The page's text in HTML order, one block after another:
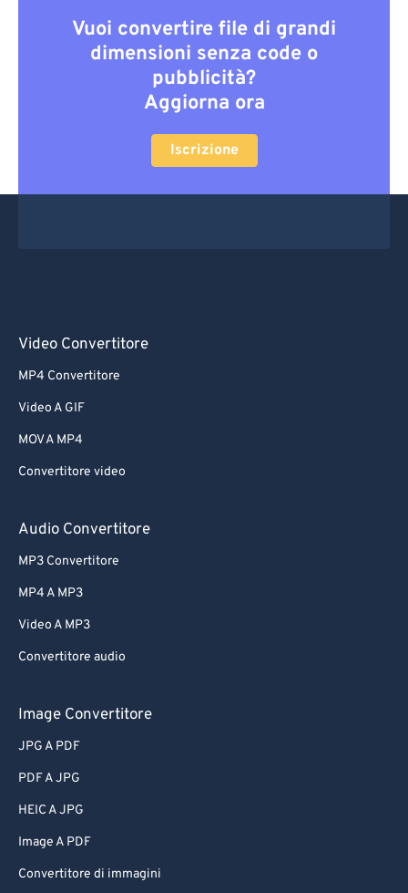
Vuoi convertire file di grandi
dimensioni senza code o
pubblicità?
Aggiorna ora
Iscrizione
Video Convertitore
MP4 Convertitore
Video A GIF
MOV A MP4
Convertitore video
Audio Convertitore
MP3 Convertitore
MP4 A MP3
Video A MP3
Convertitore audio
Image Convertitore
JPG A PDF
PDF A JPG
HEIC A JPG
Image A PDF
Convertitore di immagini